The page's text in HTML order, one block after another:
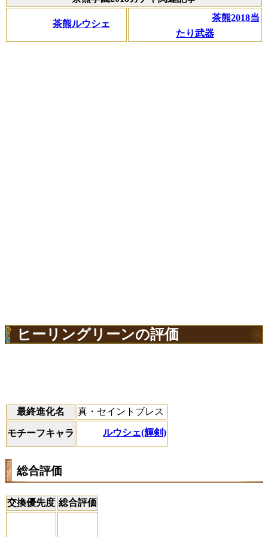
茶熊ルウシェ
茶熊2018当
たり武器
ヒーリングリーンの評価
最終進化名 真・セイントブレス
モチーフキャラ ルウシェ(輝剣)
総合評価
交換優先度 総合評価